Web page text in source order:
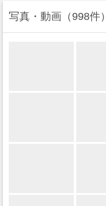
写真・動画 998件